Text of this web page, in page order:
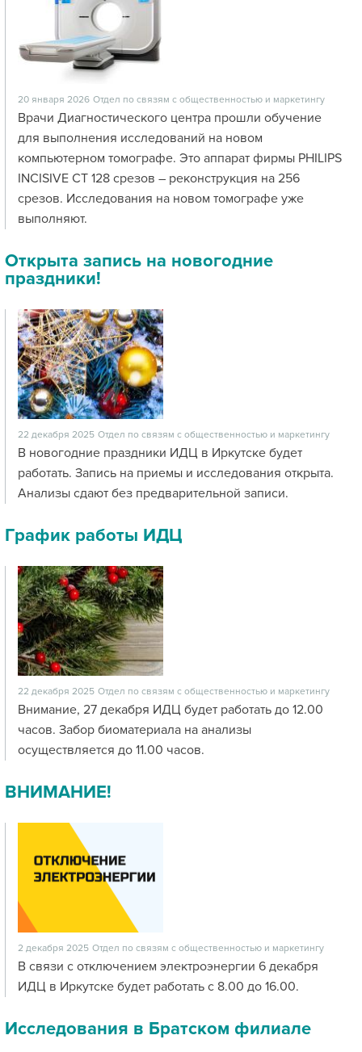
20 января 2026 Отдел по связям с общественностью и маркетингу
Врачи Диагностического центра прошли обучение
для выполнения исследований на новом
компьютерном томографе. Это аппарат фирмы PHILIPS
INCISIVE CT 128 срезов – реконструкция на 256
срезов. Исследования на новом томографе уже
выполняют.
Открыта запись на новогодние
праздники!
22 декабря 2025 Отдел по связям с общественностью и маркетингу
В новогодние праздники ИДЦ в Иркутске будет
работать. Запись на приемы и исследования открыта.
Анализы сдают без предварительной записи.
График работы ИДЦ
22 декабря 2025 Отдел по связям с общественностью и маркетингу
Внимание, 27 декабря ИДЦ будет работать до 12.00
часов. Забор биоматериала на анализы
осуществляется до 11.00 часов.
ВНИМАНИЕ!
2 декабря 2025 Отдел по связям с общественностью и маркетингу
В связи с отключением электроэнергии 6 декабря
ИДЦ в Иркутске будет работать с 8.00 до 16.00.
Исследования в Братском филиале